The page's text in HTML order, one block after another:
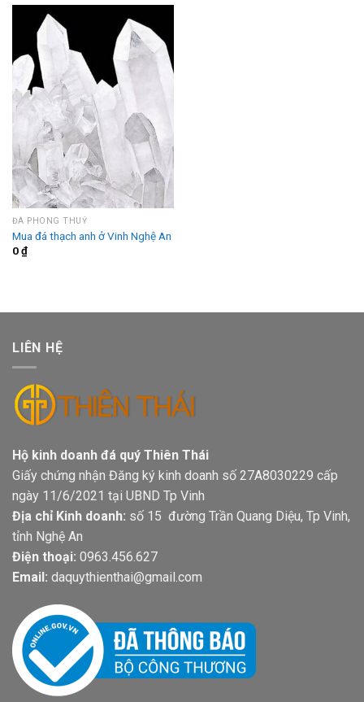
ĐÁ PHONG THUỶ
Mua đá thạch anh ở Vinh Nghệ An
0₫
LIÊN HỆ
Hộ kinh doanh đá quý Thiên Thái
Giấy chứng nhận Đăng ký kinh doanh số 27A8030229 cấp
ngày 11/6/2021 tại UBND Tp Vinh
Địa chỉ Kinh doanh: số 15 đường Trần Quang Diệu, Tp Vinh,
tỉnh Nghệ An
Điện thoại: 0963.456.627
Email: daquythienthai@gmail.com